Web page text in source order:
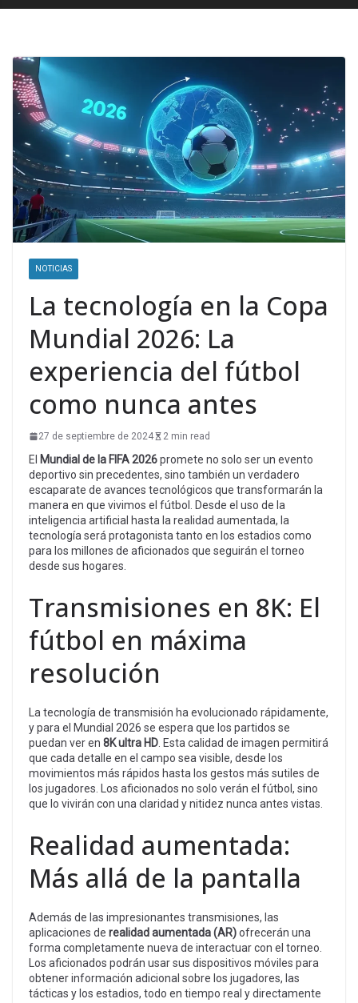
NOTICIAS
La tecnología en la Copa
Mundial 2026: La
experiencia del fútbol
como nunca antes
27 de septiembre de 2024 2 min read
El Mundial de la FIFA 2026promete no solo ser un evento
deportivo sin precedentes, sino también un verdadero
escaparate de avances tecnológicos que transformarán la
manera en que vivimos el fútbol. Desde el uso de la
inteligencia artificial hasta la realidad aumentada, la
tecnología será protagonista tanto en los estadios como
para los millones de aficionados que seguirán el torneo
desde sus hogares.
Transmisiones en 8K: El
fútbol en máxima
resolución
La tecnología de transmisión ha evolucionado rápidamente,
y para el Mundial 2026 se espera que los partidos se
puedan ver en 8K ultra HD . Esta calidad de imagen permitirá
que cada detalle en el campo sea visible, desde los
movimientos más rápidos hasta los gestos más sutiles de
los jugadores. Los aficionados no solo verán el fútbol, sino
que lo vivirán con una claridad y nitidez nunca antes vistas.
Realidad aumentada:
Más allá de la pantalla
Además de las impresionantes transmisiones, las
aplicaciones de realidad aumentada (AR)ofrecerán una
forma completamente nueva de interactuar con el torneo.
Los aficionados podrán usar sus dispositivos móviles para
obtener información adicional sobre los jugadores, las
tácticas y los estadios, todo en tiempo real y directamente